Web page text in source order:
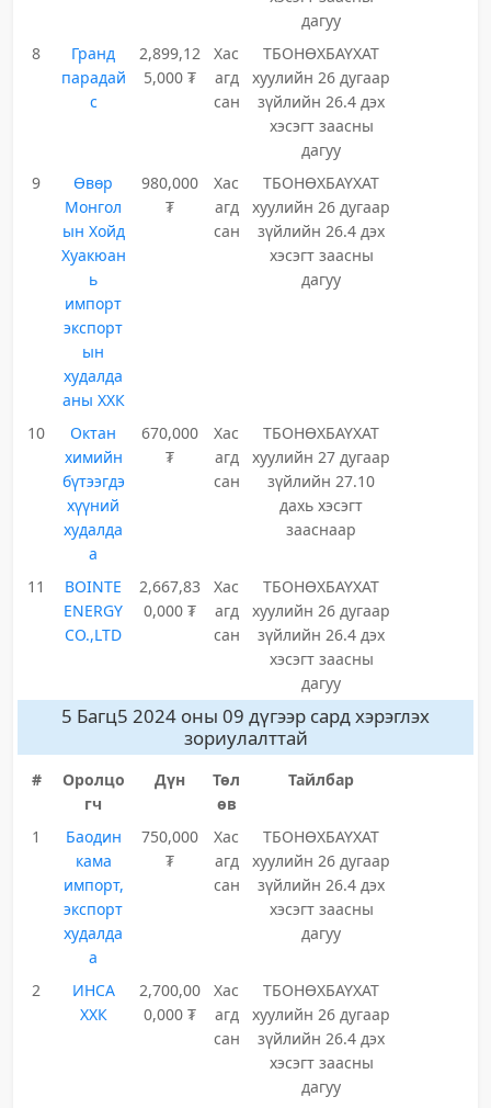
дагуу
8
Гранд
парадай
с
2,899,12
5,000 ₮
Хас
агд
сан
ТБОНӨХБАҮХАТ
хуулийн 26 дугаар
зүйлийн 26.4 дэх
хэсэгт заасны
дагуу
9
Өвөр
Монгол
ын Хойд
Хуакюан
ь
импорт
экспорт
ын
худалда
аны ХХК
980,000
₮
Хас
агд
сан
ТБОНӨХБАҮХАТ
хуулийн 26 дугаар
зүйлийн 26.4 дэх
хэсэгт заасны
дагуу
10
Октан
химийн
бүтээгдэ
хүүний
худалда
а
670,000
₮
Хас
агд
сан
ТБОНӨХБАҮХАТ
хуулийн 27 дугаар
зүйлийн 27.10
дахь хэсэгт
зааснаар
11
BOINTE
ENERGY
CO.,LTD
2,667,83
0,000 ₮
Хас
агд
сан
ТБОНӨХБАҮХАТ
хуулийн 26 дугаар
зүйлийн 26.4 дэх
хэсэгт заасны
дагуу
5 Багц5 2024 оны 09 дүгээр сард хэрэглэх
зориулалттай
#
Оролцо
гч
Дүн
Төл
өв
Тайлбар
1
Баодин
кама
импорт,
экспорт
худалда
а
750,000
₮
Хас
агд
сан
ТБОНӨХБАҮХАТ
хуулийн 26 дугаар
зүйлийн 26.4 дэх
хэсэгт заасны
дагуу
2
ИНСА
ХХК
2,700,00
0,000 ₮
Хас
агд
сан
ТБОНӨХБАҮХАТ
хуулийн 26 дугаар
зүйлийн 26.4 дэх
хэсэгт заасны
дагуу